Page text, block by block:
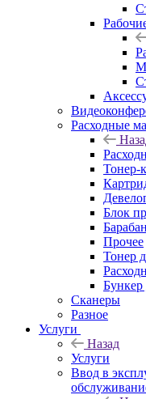
Расходные
Тонер-
Блок
Барабан
Прочее
Тонер
Бункер
Сканеры
Разное
Услуги
Назад
Услуги
Ввод в